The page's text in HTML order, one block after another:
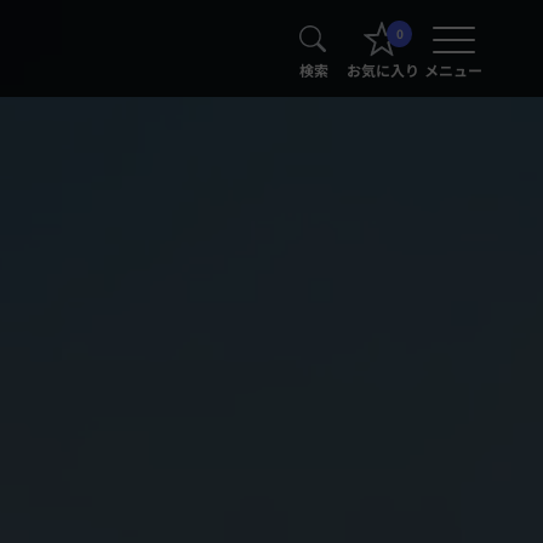
検索
0
お気に入り メニュー